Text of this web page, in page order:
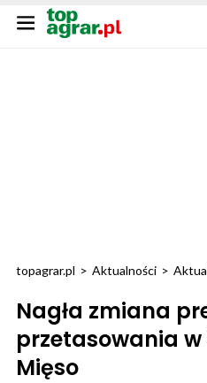
topagrar.pl > Aktualności >
Nagła zmiana
przetasowania w
Mięso